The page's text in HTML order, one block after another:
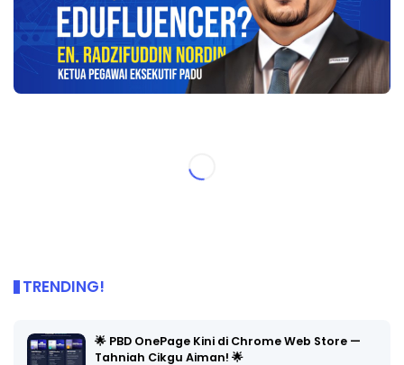
TRENDING!
🌟 PBD OnePage Kini di Chrome Web Store —
Tahniah Cikgu Aiman! 🌟